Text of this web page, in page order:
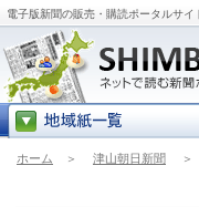
電子版新聞の販売・購読ポータルサ
ホーム ＞ 津山朝日新聞